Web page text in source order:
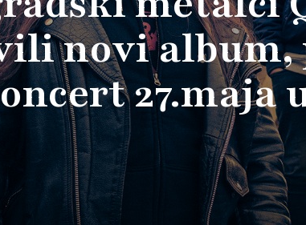
novi
27.maja